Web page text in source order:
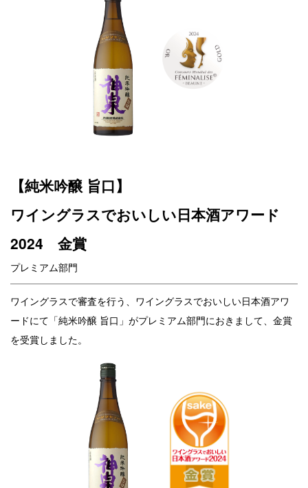
【純米吟醸 旨口】
ワイングラスでおいしい日本酒アワード
2024 金賞
プレミアム部門
ワイングラスで審査を行う、ワイングラスでおいしい日本酒アワ
ードにて「純米吟醸 旨口」がプレミアム部門におきまして、金賞
を受賞しました。